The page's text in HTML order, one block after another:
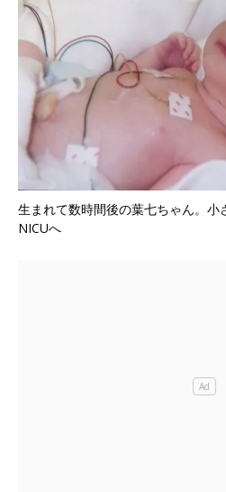
生まれて数時間後の葉七ちゃん。小
NICUへ